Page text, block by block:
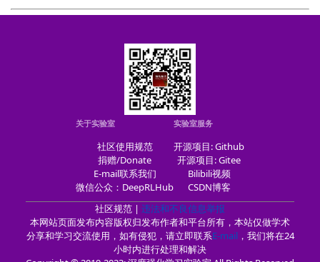
关于实验室
社区使用规范
捐赠/Donate
E-mail联系我们
微信公众：DeepRLHub
实验室服务
开源项目: Github
开源项目: Gitee
Bilibili视频
CSDN博客
社区规范 | 违法和不良信息举报
本网站页面发布内容版权归发布作者和平台所有，本站仅做学术
分享和学习交流使用，如有侵犯，请立即联系E-mail，我们将在24
小时内进行处理和解决